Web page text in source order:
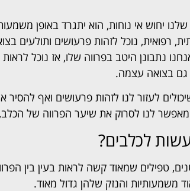
יחוש אי נוחות, הוא יתגרד באופן
רפואית, נוכל לזהות פרעושים ותולעים
נתבונן היטב בפרווה שלו, אז נוכל
גם בצואה עצמה.
לעזור לנו לזהות פרעושים ואף להסיר
לנו לסרוק את שיער הפרווה של הכלב,
לכלבים?
טפילים שמאוד קשה לראות בעין בין
משמעותיות והנזק שלהן גדול מאוד.